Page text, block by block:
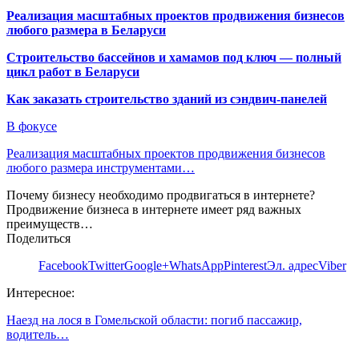
Реализация масштабных проектов продвижения бизнесов
любого размера в Беларуси
Строительство бассейнов и хамамов под ключ — полный
цикл работ в Беларуси
Как заказать строительство зданий из сэндвич-панелей
В фокусе
Реализация масштабных проектов продвижения бизнесов
любого размера инструментами…
Почему бизнесу необходимо продвигаться в интернете?
Продвижение бизнеса в интернете имеет ряд важных
преимуществ…
Поделиться
FacebookTwitterGoogle+WhatsAppPinterestЭл. адресViber
Интересное:
Наезд на лося в Гомельской области: погиб пассажир,
водитель…